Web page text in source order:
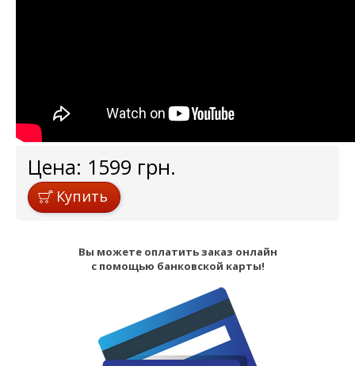
Цена: 1599 грн.
Купить
Вы можете оплатить заказ онлайн
с помощью банковской карты!